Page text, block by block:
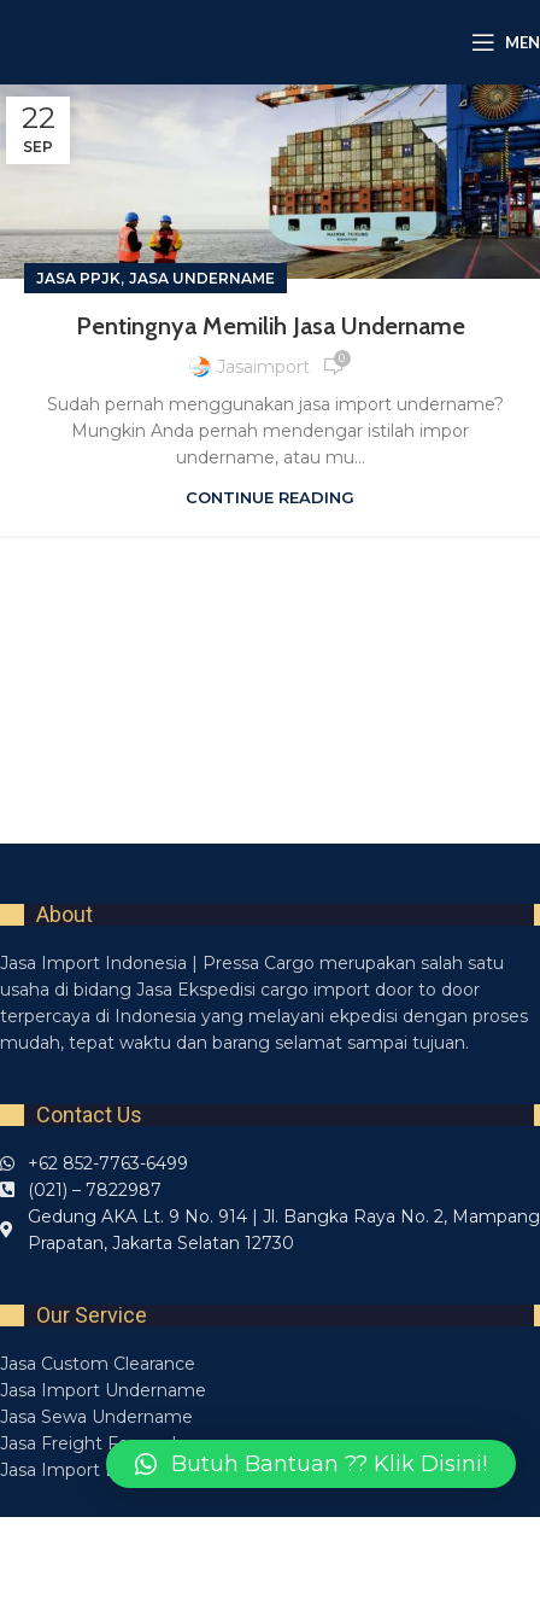
22
SEP
JASA PPJK, JASA UNDERNAME
Pentingnya Memilih Jasa Undername
Jasaimport 0
Sudah pernah menggunakan jasa import undername?
Mungkin Anda pernah mendengar istilah impor
undername, atau mu...
CONTINUE READING
About
Jasa Import Indonesia | Pressa Cargo merupakan salah satu
usaha di bidang Jasa Ekspedisi cargo import door to door
terpercaya di Indonesia yang melayani ekpedisi dengan proses
mudah, tepat waktu dan barang selamat sampai tujuan.
Contact Us
+62 852-7763-6499
(021) – 7822987
Gedung AKA Lt. 9 No. 914 | Jl. Bangka Raya No. 2, Mampang
Prapatan, Jakarta Selatan 12730
Our Service
Jasa Custom Clearance
Jasa Import Undername
Jasa Sewa Undername
Jasa Freight Forwarder
Jasa Import BoronganButuh Bantuan ?? Klik Disini!